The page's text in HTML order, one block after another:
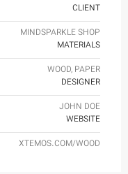
CLIENT
MINDSPARKLE SHOP
MATERIALS
WOOD, PAPER
DESIGNER
JOHN DOE
WEBSITE
XTEMOS.COM/WOOD